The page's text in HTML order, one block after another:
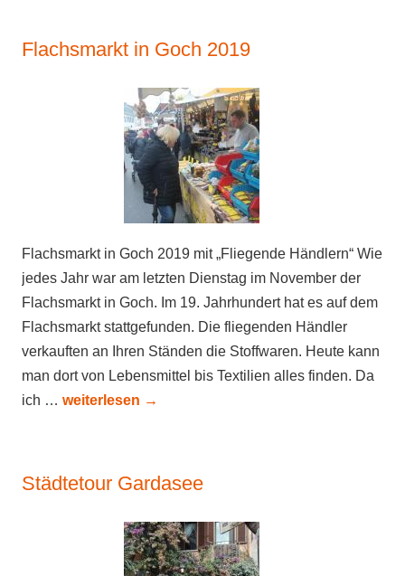
Flachsmarkt in Goch 2019
Flachsmarkt in Goch 2019 mit „Fliegende Händlern“ Wie
jedes Jahr war am letzten Dienstag im November der
Flachsmarkt in Goch. Im 19. Jahrhundert hat es auf dem
Flachsmarkt stattgefunden. Die fliegenden Händler
verkauften an Ihren Ständen die Stoffwaren. Heute kann
man dort von Lebensmittel bis Textilien alles finden. Da
ich … weiterlesen →
Städtetour Gardasee